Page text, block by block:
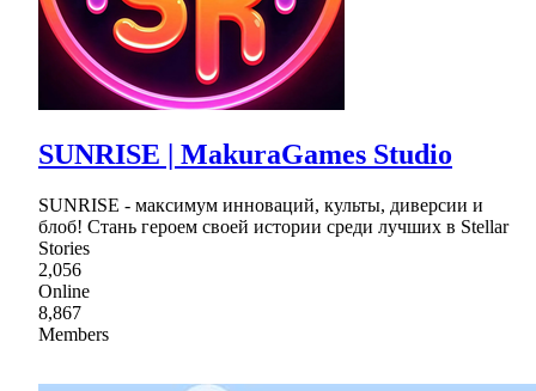
SUNRISE | MakuraGames Studio
SUNRISE - максимум инноваций, культы, диверсии и
блоб! Стань героем своей истории среди лучших в Stellar
Stories
2,056
Online
8,867
Members